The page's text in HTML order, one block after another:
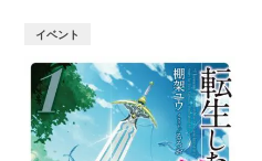
イベント